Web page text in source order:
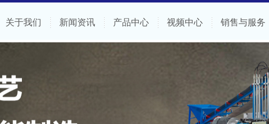
销售与服务
视频中心
产品中心
新闻资讯
关于我们